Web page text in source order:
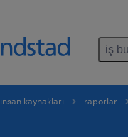
iş bul
insan kaynakları raporlar